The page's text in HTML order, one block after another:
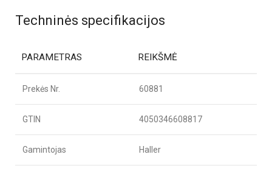
Techninės specifikacijos
PARAMETRAS REIKŠMĖ
Prekės Nr. 60881
GTIN 4050346608817
Gamintojas Haller